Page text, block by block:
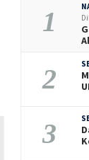
1
2
3